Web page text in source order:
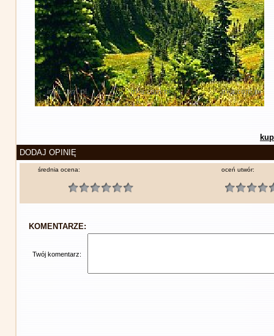
DODAJ OPINIĘ
średnia ocena: oceń utwór:
KOMENTARZE:
Twój komentarz: